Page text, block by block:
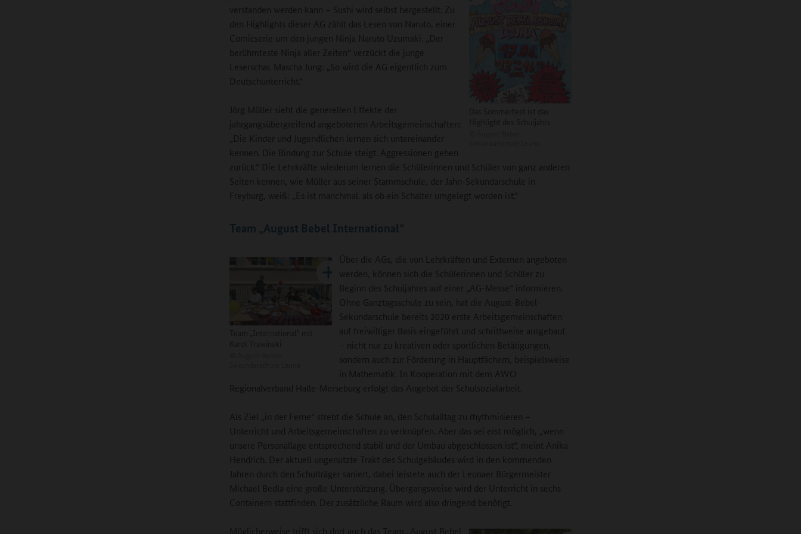
verstanden werden kann – Sushi wird selbst hergestellt. Zu
den Highlights dieser AG zählt das Lesen von Naruto, einer
Comicserie um den jungen Ninja Naruto Uzumaki. „Der
berühmteste Ninja aller Zeiten“ verzückt die junge
Leserschar. Mascha Jung: „So wird die AG eigentlich zum
Deutschunterricht.“
Jörg Müller sieht die generellen Effekte der
jahrgangsübergreifend angebotenen Arbeitsgemeinschaften:
„Die Kinder und Jugendlichen lernen sich untereinander
kennen. Die Bindung zur Schule steigt. Aggressionen gehen
zurück.“ Die Lehrkräfte wiederum lernen die Schülerinnen und Schüler von ganz anderen
Seiten kennen, wie Müller aus seiner Stammschule, der Jahn-Sekundarschule in
Freyburg, weiß: „Es ist manchmal. als ob ein Schalter umgelegt worden ist.“
Team „August Bebel International“
Über die AGs, die von Lehrkräften und Externen angeboten
werden, können sich die Schülerinnen und Schüler zu
Beginn des Schuljahres auf einer „AG-Messe“ informieren.
Ohne Ganztagsschule zu sein, hat die August-Bebel-
Sekundarschule bereits 2020 erste Arbeitsgemeinschaften
auf freiwilliger Basis eingeführt und schrittweise ausgebaut
– nicht nur zu kreativen oder sportlichen Betätigungen,
sondern auch zur Förderung in Hauptfächern, beispielsweise
in Mathematik. In Kooperation mit dem AWO
Regionalverband Halle-Merseburg erfolgt das Angebot der Schulsozialarbeit.
Als Ziel „in der Ferne“ strebt die Schule an, den Schulalltag zu rhythmisieren –
Unterricht und Arbeitsgemeinschaften zu verknüpfen. Aber das sei erst möglich, „wenn
unsere Personallage entsprechend stabil und der Umbau abgeschlossen ist“, meint Anika
Hendrich. Der aktuell ungenutzte Trakt des Schulgebäudes wird in den kommenden
Jahren durch den Schulträger saniert, dabei leistete auch der Leunaer Bürgermeister
Michael Bedla eine große Unterstützung. Übergangsweise wird der Unterricht in sechs
Containern stattfinden. Der zusätzliche Raum wird also dringend benötigt.
Möglicherweise trifft sich dort auch das Team „August Bebel